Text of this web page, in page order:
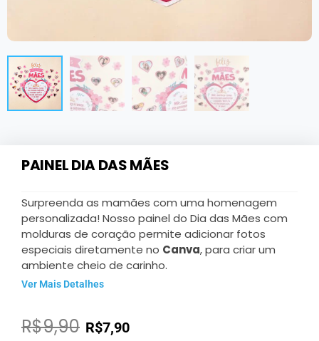
PAINEL DIA DAS MÃES
Surpreenda as mamães com uma homenagem
personalizada! Nosso painel do Dia das Mães com
molduras de coração permite adicionar fotos
especiais diretamente no Canva, para criar um
ambiente cheio de carinho.
Ver Mais Detalhes
R$9,90 R$7,90